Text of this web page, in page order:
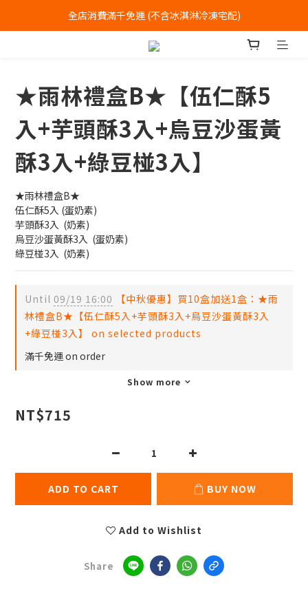
全店消費滿千免運 (不含冰淇淋冷凍宅配)
中式喜餅每消費滿一萬元，加贈2個一斤大餅
★雨林禮盒B★【伍仁酥5
入+芋頭酥3入+烏豆沙蛋黃
酥3入+綠豆椪3入】
★雨林禮盒B★
伍仁酥5入 (蛋奶素)
芋頭酥3入  (奶素)
烏豆沙蛋黃酥3入  (蛋奶素)
綠豆椪3入  (奶素)
Until 09/19 16:00 【中秋優惠】買10盒加送1盒：★雨
林禮盒B★【伍仁酥5入+芋頭酥3入+烏豆沙蛋黃酥3入
+綠豆椪3入】 on selected products
滿千免運 on order
Show more
NT$715
ADD TO CART BUY NOW
Add to Wishlist
Share